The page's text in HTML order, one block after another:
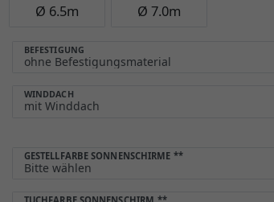
Ø 6.5m Ø 7.0m
BEFESTIGUNG
WINDDACH
GESTELLFARBE SONNENSCHIRME **